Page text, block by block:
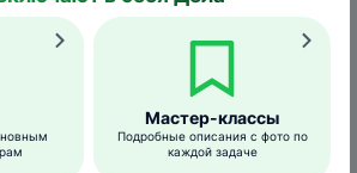
и
поскольку клещи
из растения все
Мастер-классы
Подробные описания с фото по
каждой задаче